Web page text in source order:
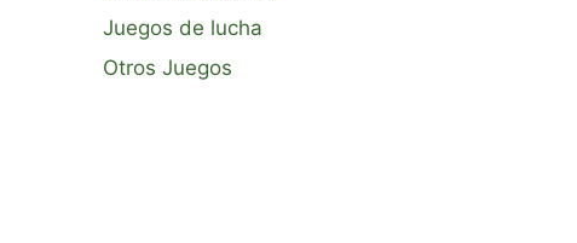
Juegos de lucha
Otros Juegos